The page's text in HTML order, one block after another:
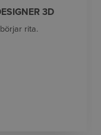
3D
rita.